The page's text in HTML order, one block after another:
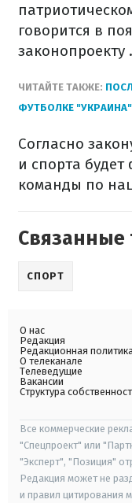
говорится в
законопроекту .
ЧИТАЙТЕ ТАКЖЕ:
ФУТБОЛКЕ
Согласно
и спорта
команды по
Связанные
СПОРТ
О нас
Редакция
Редакционная
О телеканале
Телеведущие
Вакансии
Структура
Все коммерческие
"Спецпроект" или
"Эксперт", "Позиция"
Редакция может не
и правил цитирования